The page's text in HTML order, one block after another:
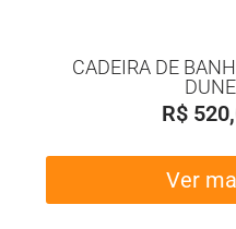
CADEIRA DE
DUNE
R$
Ver